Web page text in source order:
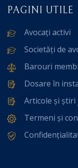
PAGINI UTILE
Avocați activi
Societăți de
Barouri
Dosare în
Articole și știri
Termeni și